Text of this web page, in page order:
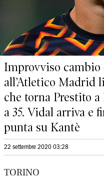
Improvviso cambio
all’Atletico Madrid
che torna Prestito
a 35. Vidal arriva e
punta su Kantè
22 settembre 2020 03:28
TORINO